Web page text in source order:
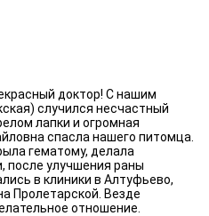
доктор! С нашим
случился несчастный
лапки и огромная
спасла нашего питомца.
гематому, делала
после улучшения раны
в клиники в Алтуфьево,
Пролетарской. Везде
отношение.